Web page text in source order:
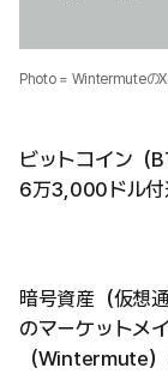
Photo = WintermuteのX
ビットコイン（
6万3,000ドル付
暗号資産（仮想通
のマーケットメ
（Wintermute